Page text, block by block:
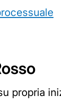
propria